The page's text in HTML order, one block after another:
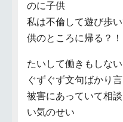
のに子供
私は不倫して遊び歩
供のところに帰る？！
たいして働きもしな
ぐずぐず文句ばかり
被害にあっていて相
い気のせい